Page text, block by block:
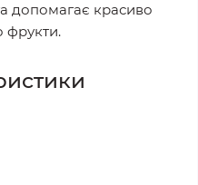
допомагає красиво
фрукти.